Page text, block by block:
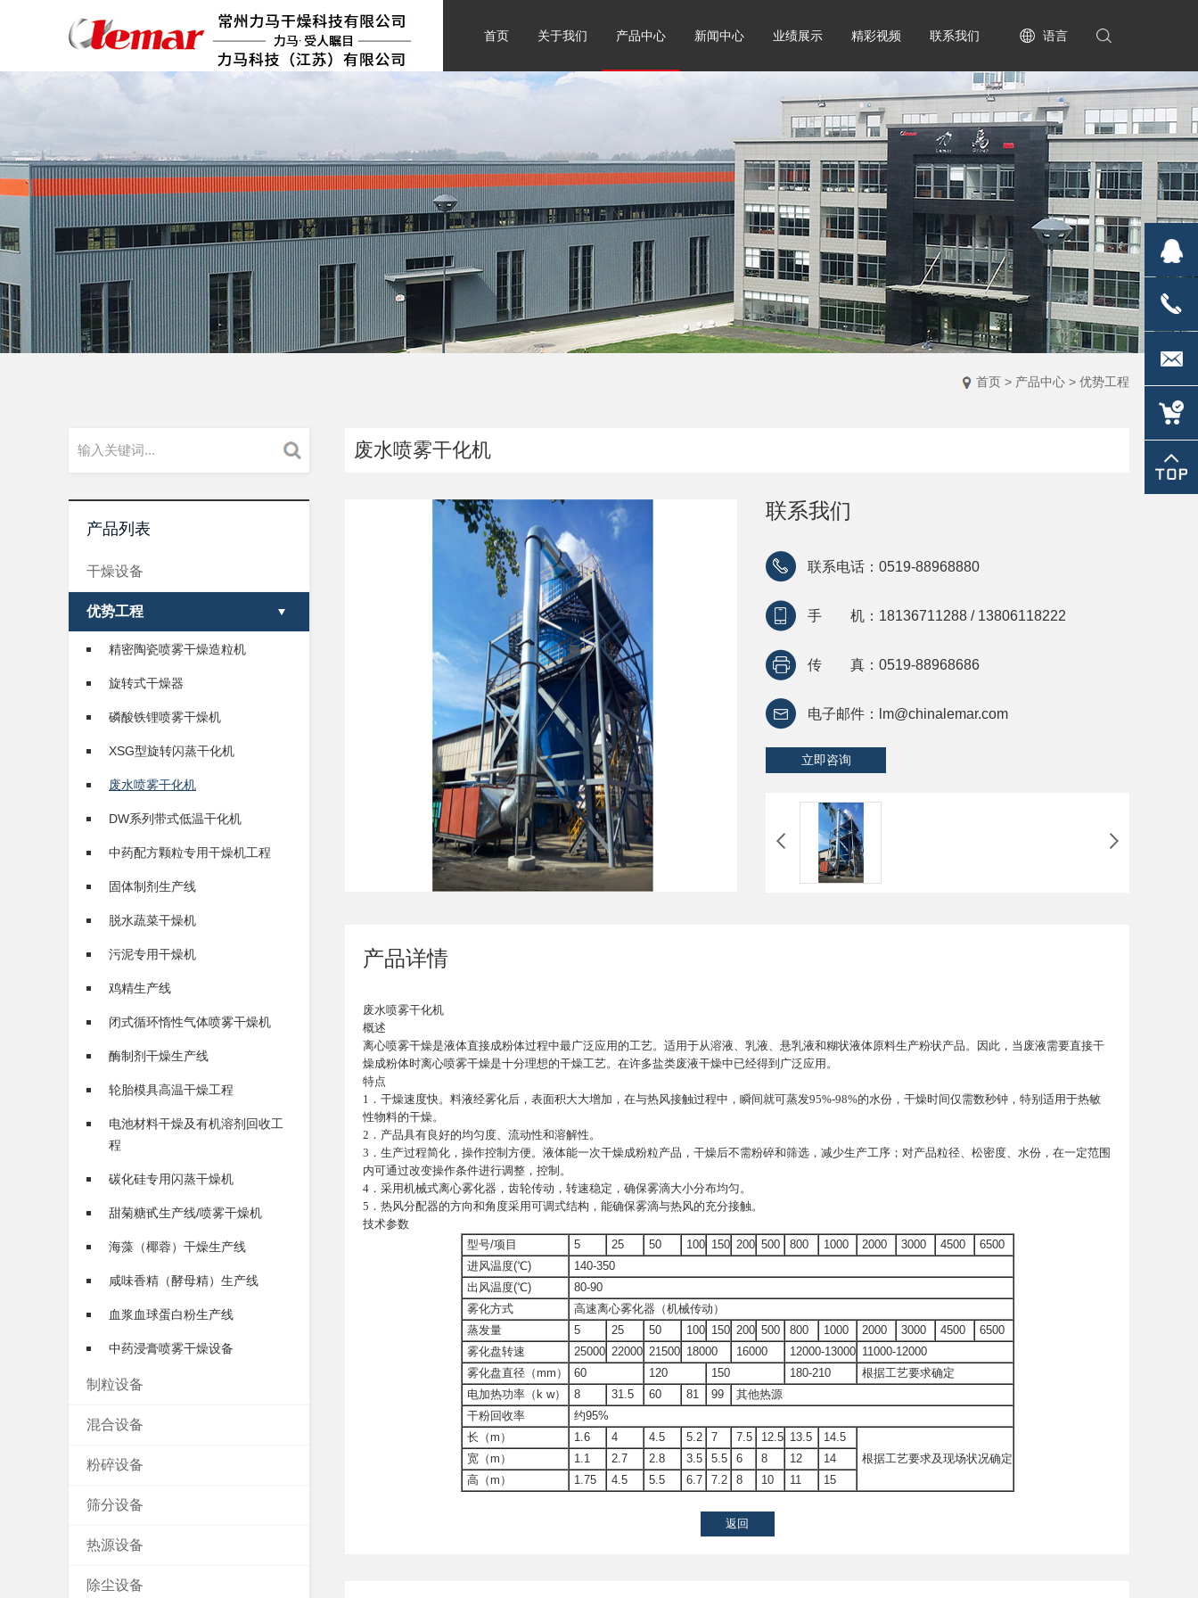
首页 关于我们 产品中心 新闻中心 业绩展示 精彩视频 联系我们 语言
首页 > 产品中心 > 优势工程
产品列表
干燥设备
优势工程
精密陶瓷喷雾干燥造粒机
旋转式干燥器
磷酸铁锂喷雾干燥机
XSG型旋转闪蒸干化机
废水喷雾干化机
DW系列带式低温干化机
中药配方颗粒专用干燥机工程
固体制剂生产线
脱水蔬菜干燥机
污泥专用干燥机
鸡精生产线
闭式循环惰性气体喷雾干燥机
酶制剂干燥生产线
轮胎模具高温干燥工程
电池材料干燥及有机溶剂回收工
程
碳化硅专用闪蒸干燥机
甜菊糖甙生产线/喷雾干燥机
海藻（椰蓉）干燥生产线
咸味香精（酵母精）生产线
血浆血球蛋白粉生产线
中药浸膏喷雾干燥设备
制粒设备
混合设备
粉碎设备
筛分设备
热源设备
除尘设备
废水喷雾干化机
联系我们
联系电话：0519-88968880
手 机：18136711288 / 13806118222
传 真：0519-88968686
电子邮件： lm@chinalemar.com
立即咨询
产品详情
废水喷雾干化机
概述
离心喷雾干燥是液体直接成粉体过程中最广泛应用的工艺。适用于从溶液、乳液、悬乳液和糊状液体原料生产粉状产品。因此，当废液需要直接干
燥成粉体时离心喷雾干燥是十分理想的干燥工艺。在许多盐类废液干燥中已经得到广泛应用。
特点
1．干燥速度快。料液经雾化后，表面积大大增加，在与热风接触过程中，瞬间就可蒸发95%-98%的水份，干燥时间仅需数秒钟，特别适用于热敏
性物料的干燥。
2．产品具有良好的均匀度、流动性和溶解性。
3．生产过程简化，操作控制方便。液体能一次干燥成粉粒产品，干燥后不需粉碎和筛选，减少生产工序；对产品粒径、松密度、水份，在一定范围
内可通过改变操作条件进行调整，控制。
4．采用机械式离心雾化器，齿轮传动，转速稳定，确保雾滴大小分布均匀。
5．热风分配器的方向和角度采用可调式结构，能确保雾滴与热风的充分接触。
技术参数
型号/项目
5 25 50 100 150 200 500 800 1000 2000 3000 4500
6500
进风温度(℃)
140-350
出风温度(℃)
80-90
雾化方式
高速离心雾化器（机械传动）
蒸发量
5 25 50 100 150 200 500 800 1000 2000 3000 4500
6500
雾化盘转速
25000 22000 21500 18000 16000 12000-13000 11000-12000
雾化盘直径（mm）
60 120 150 180-210
根据工艺要求确定
电加热功率（k w）
8 31.5 60 81 99
其他热源
干粉回收率
约95%
长（m）
1.6 4 4.5 5.2 7 7.5 12.5 13.5
14.5
根据工艺要求及现场状况确定
宽（m） 1.1 2.7 2.8 3.5 5.5 6 8 12
14
高（m）
1.75 4.5 5.5 6.7 7.2 8 10 11 15
返回